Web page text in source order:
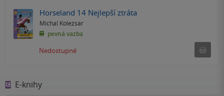
Horseland 14 Nejlepší ztráta
Michal Kolezsar
pevná vazba
Nedostupné
E-knihy